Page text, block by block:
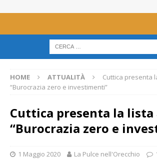
HOME ATTUALITÀ
Cuttica presenta
“Burocrazia zero e investimenti”
Cuttica presenta la lista
“Burocrazia zero e
1 Maggio 2020 La Pulce nell'Orecchio